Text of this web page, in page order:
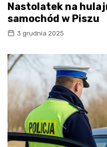
Nastolatek na
samochód w Piszu
3 grudnia 2025